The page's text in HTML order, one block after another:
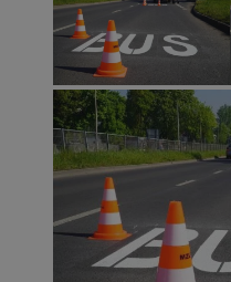
CookieScriptConsent